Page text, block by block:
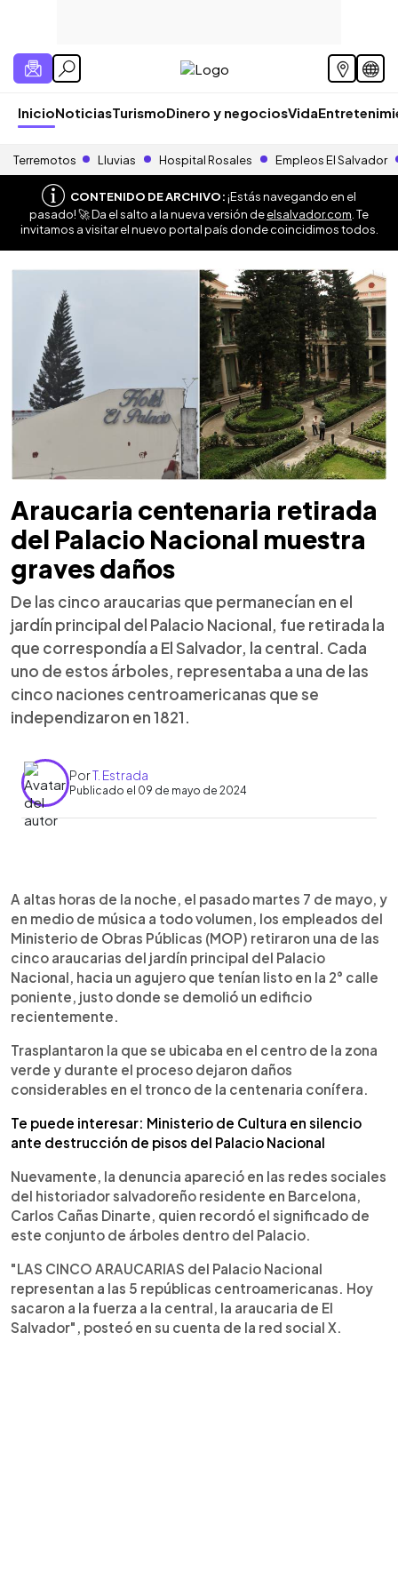
InicioNoticiasTurismoDinero y negociosVida
Terremotos Lluvias Hospital Rosales Empleos El Salvador
CONTENIDO DE ARCHIVO:¡Estás navegando en el
pasado! 🚀 Da el salto a la nueva versión deelsalvador.com . Te
invitamos a visitar el nuevo portal país donde coincidimos todos.
Araucaria centenaria retirada
del Palacio Nacional muestra
graves daños
De las cinco araucarias que permanecían en el
jardín principal del Palacio Nacional, fue retirada la
que correspondía a El Salvador, la central. Cada
uno de estos árboles, representaba a una de las
cinco naciones centroamericanas que se
independizaron en 1821.
PorT. Estrada
Publicado el 09 de mayo de 2024
► Escuchar artículo
A altas horas de la noche, el pasado martes 7 de mayo, y
en medio de música a todo volumen, los empleados del
Ministerio de Obras Públicas (MOP) retiraron una de las
cinco araucarias del jardín principal del Palacio
Nacional, hacia un agujero que tenían listo en la 2° calle
poniente, justo donde se demolió un edificio
recientemente.
Trasplantaron la que se ubicaba en el centro de la zona
verde y durante el proceso dejaron daños
considerables en el tronco de la centenaria conífera.
Te puede interesar: Ministerio de Cultura en silencio
ante destrucción de pisos del Palacio Nacional
Nuevamente, la denuncia apareció en las redes sociales
del historiador salvadoreño residente en Barcelona,
Carlos Cañas Dinarte, quien recordó el significado de
este conjunto de árboles dentro del Palacio.
"LAS CINCO ARAUCARIAS del Palacio Nacional
representan a las 5 repúblicas centroamericanas. Hoy
sacaron a la fuerza a la central, la araucaria de El
Salvador", posteó en su cuenta de la red social X.